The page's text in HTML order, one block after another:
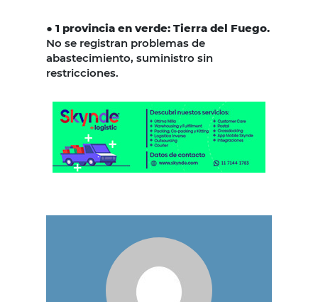
● 1 provincia en verde: Tierra del Fuego.
No se registran problemas de
abastecimiento, suministro sin
restricciones.